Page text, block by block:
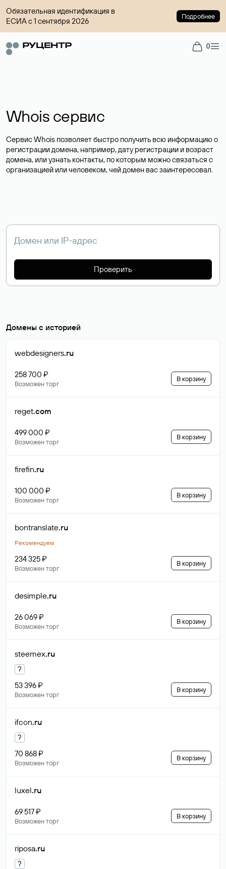
Обязательная идентификация в
ЕСИА с 1 сентября 2026
Подробнее
0
Whois сервис
Сервис Whois позволяет быстро получить всю информацию о
регистрации домена, например, дату регистрации и возраст
домена, или узнать контакты, по которым можно связаться с
организацией или человеком, чей домен вас заинтересовал.
Проверить
Домены с историей
webdesigners.ru
258 700 ₽
Возможен торг
В корзину
reget.com
499 000 ₽
Возможен торг
В корзину
firefin.ru
100 000 ₽
Возможен торг
В корзину
bontranslate.ru
Рекомендуем
234 325 ₽
Возможен торг
В корзину
desimple.ru
26 069 ₽
Возможен торг
В корзину
steemex.ru
?
53 396 ₽
Возможен торг
В корзину
ifcon.ru
?
70 868 ₽
Возможен торг
В корзину
luxel.ru
69 517 ₽
Возможен торг
В корзину
riposa.ru
?